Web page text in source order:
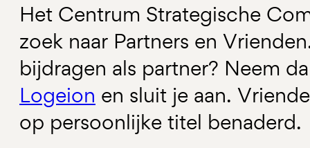
Het Centrum Strategische
zoek naar Partners en
bijdragen als partner? Neem
Logeion en sluit je aan.
op persoonlijke titel benaderd.